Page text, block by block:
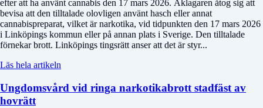
efter att ha använt cannabis den 17 mars 2026. Åklagaren åtog sig att
bevisa att den tilltalade olovligen använt hasch eller annat
cannabispreparat, vilket är narkotika, vid tidpunkten den 17 mars 2026
i Linköpings kommun eller på annan plats i Sverige. Den tilltalade
förnekar brott. Linköpings tingsrätt anser att det är styr...
Läs hela artikeln
Ungdomsvård vid ringa narkotikabrott stadfäst av
hovrätt